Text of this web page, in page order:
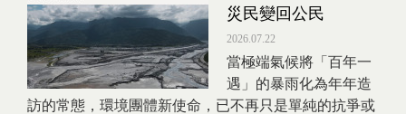
災民變回公民
2026.07.22
當極端氣候將「百年一
遇」的暴雨化為年年造
訪的常態，環境團體新使命，已不再只是單純的抗爭或